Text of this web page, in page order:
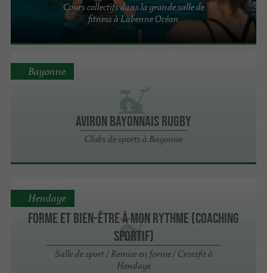
Cours collectifs dans la grande salle de
fitness à Labenne Océan
Aviron Bayonnais Rugby
Clubs de sports à Bayonne
Bayonne
Forme et Bien-être à mon rythme (coaching
sportif)
Salle de sport / Remise en forme / Crossfit à
Hendaye
Hendaye